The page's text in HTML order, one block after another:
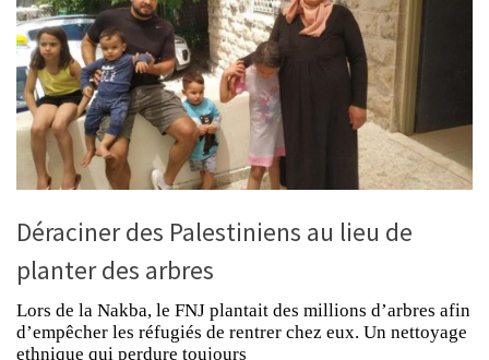
Déraciner des Palestiniens au lieu de
planter des arbres
Lors de la Nakba, le FNJ plantait des millions d’arbres afin
d’empêcher les réfugiés de rentrer chez eux. Un nettoyage
ethnique qui perdure toujours